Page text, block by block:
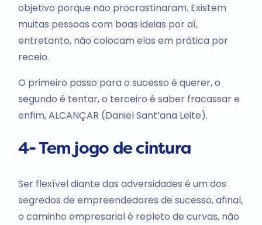
objetivo porque não procrastinaram. Existem
muitas pessoas com boas ideias por aí,
entretanto, não colocam elas em prática por
receio.
O primeiro passo para o sucesso é querer, o
segundo é tentar, o terceiro é saber fracassar e
enfim, ALCANÇAR (Daniel Sant’ana Leite).
4- Tem jogo de cintura
Ser flexível diante das adversidades é um dos
segredos de empreendedores de sucesso, afinal,
o caminho empresarial é repleto de curvas, não